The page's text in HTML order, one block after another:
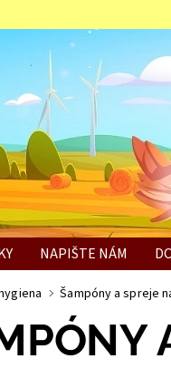
NAPIŠTE NÁM
Šampóny a spreje